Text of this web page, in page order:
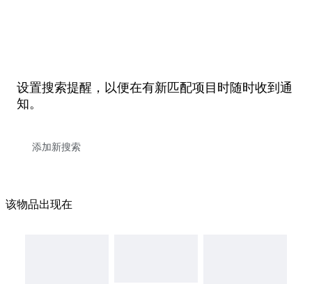
设置搜索提醒，以便在有新匹配项目时随时收到通
知。
该物品出现在